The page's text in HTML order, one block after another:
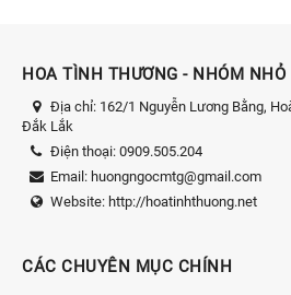
HOA TÌNH THƯƠNG - NHÓM NHỎ
Địa chỉ: 162/1 Nguyễn Lương Bằng,
Đắk Lắk
Điện thoại: 0909.505.204
Email: huongngocmtg@gmail.com
Website: http://hoatinhthuong.net
CÁC CHUYÊN MỤC CHÍNH